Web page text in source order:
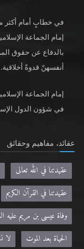
إمام الجماعة
بالدفاع عن حقوق
أنفسهنّ قدوةً أخلاقية.
إمام الجماعة
في شؤون الدول
عقائد، مفاهيم وحقائق
عقيدتنا في الله تعالى
عقيدتنا في القرآن الكريم
وفاة عيسى بن مريم عليه
الحياة بعد الموت
لا